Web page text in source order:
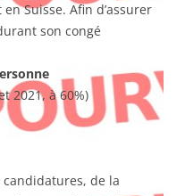
Suisse. Afin d’assurer
son congé
2021, à 60%)
de la